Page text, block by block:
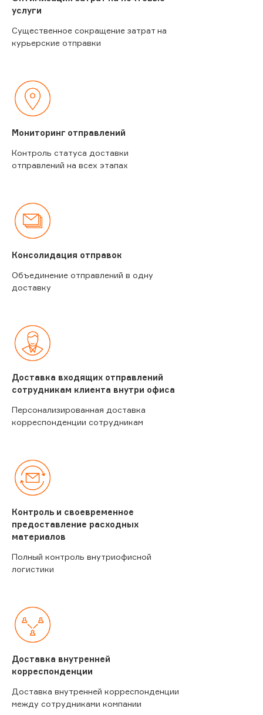
услуги
Существенное сокращение затрат на
курьерские отправки
Мониторинг отправлений
Контроль статуса доставки
отправлений на всех этапах
Консолидация отправок
Объединение отправлений в одну
доставку
Доставка входящих отправлений
сотрудникам клиента внутри офиса
Персонализированная доставка
корреспонденции сотрудникам
Контроль и своевременное
предоставление расходных
материалов
Полный контроль внутриофисной
логистики
Доставка внутренней
корреспонденции
Доставка внутренней корреспонденции
между сотрудниками компании